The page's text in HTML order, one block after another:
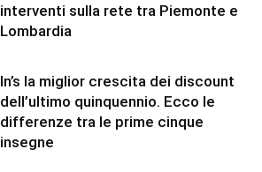
interventi sulla rete tra Piemonte e
Lombardia
In’s la miglior crescita dei discount
dell’ultimo quinquennio. Ecco le
differenze tra le prime cinque
insegne